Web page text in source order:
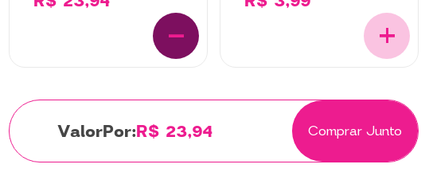
Por:R$ 23,94 Comprar Junto